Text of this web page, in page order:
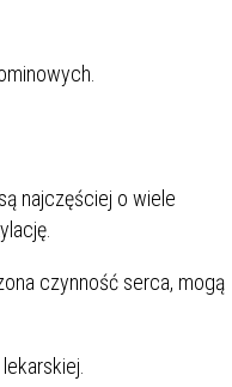
najczęściej o wiele
czynność serca, mogą